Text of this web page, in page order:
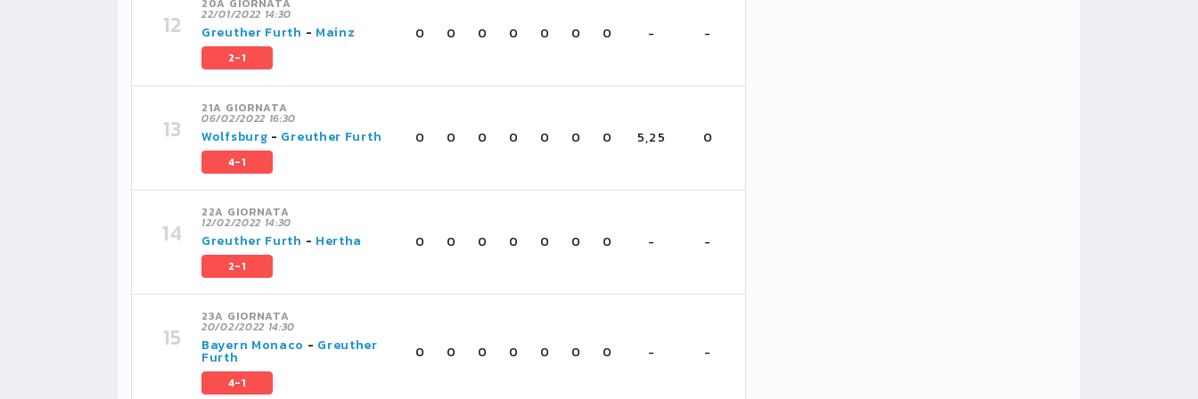
20A GIORNATA
22/01/2022 14:30
Greuther Furth - Mainz
2-1
0 0 0 0 0 0 0 - -
21A GIORNATA
06/02/2022 16:30
Wolfsburg - Greuther Furth
4-1
0 0 0 0 0 0 0 5,25 0
22A GIORNATA
12/02/2022 14:30
Greuther Furth - Hertha
2-1
0 0 0 0 0 0 0 - -
23A GIORNATA
20/02/2022 14:30
Bayern Monaco - Greuther
Furth
4-1
0 0 0 0 0 0 0 - -